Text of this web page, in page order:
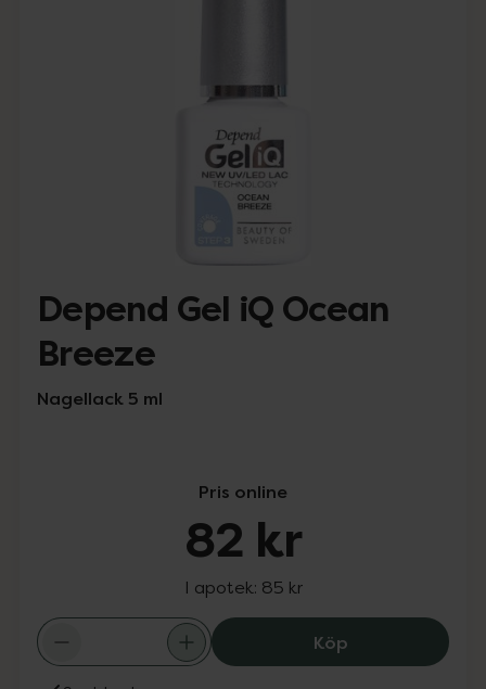
Depend Gel iQ Ocean
Breeze
Nagellack 5 ml
Pris online
82 kr
I apotek: 85 kr
KöpDepend Gel iQ